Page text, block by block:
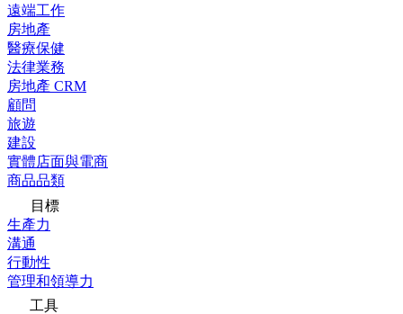
遠端工作
房地產
醫療保健
法律業務
房地產 CRM
顧問
旅遊
建設
實體店面與電商
商品品類
目標
生產力
溝通
行動性
管理和領導力
工具